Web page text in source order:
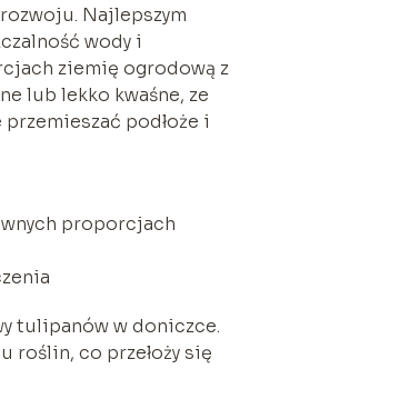
Najlepszym
wody i
ziemię ogrodową z
lub lekko kwaśne, ze
podłoże i
proporcjach
tulipanów w doniczce.
roślin, co przełoży się